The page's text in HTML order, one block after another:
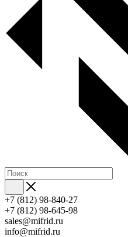
+7 (812) 98-840-27
+7 (812) 98-645-98
sales@mifrid.ru
info@mifrid.ru